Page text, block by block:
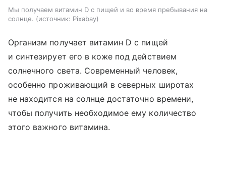
Мы получаем витамин D с пищей и во время пребывания на
солнце.
источник: Pixabay
Организм получает витамин D с пищей
и синтезирует его в коже под действием
солнечного света. Современный человек,
особенно проживающий в северных широтах
не находится на солнце достаточно времени,
чтобы получить необходимое ему количество
этого важного витамина.